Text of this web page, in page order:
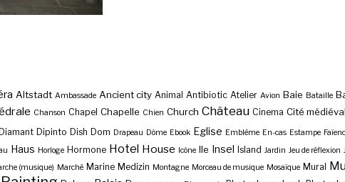
Altstadt Ambassade Ancient city Animal Antibiotic Atelier Avion Baie Bataille
Chanson Chapel Chapelle Chien Church Château Cinema Cité
Diamant Dipinto Dish Dom Drapeau Dôme Ebook Eglise Emblème En-cas Estampe
Haus Horloge Hormone Hotel House Icône Ile Insel Island Jardin Jeu de réflexion
(musique) Marché Marine Medizin Montagne Morceau de musique Mosaïque Mural